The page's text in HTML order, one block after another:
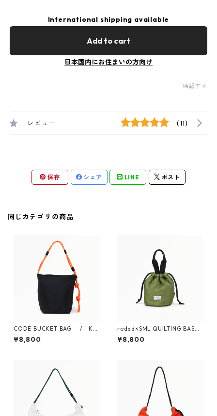
International shipping available
Add to cart
日本国内にお住まいの方向け
通報する
レビュー (11)
保存 シェア LINE ポスト
同じカテゴリの商品
CODE BUCKET BAG / K9
06004
¥8,800
redad×SML QUILTING BASKE
T S / K905100
¥8,800